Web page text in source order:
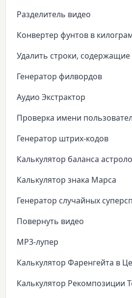
Разделитель видео
Конвертер фунтов в
Удалить строки, содержащие
Генератор филвордов
Аудио Экстрактор
Проверка имени
Генератор штрих-кодов
Калькулятор баланса
Калькулятор знака Марса
Генератор случайных
Повернуть видео
MP3-лупер
Калькулятор Фаренгейта в
Калькулятор Рекомпозиции